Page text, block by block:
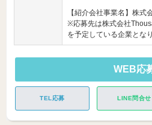
【紹介会社事業名】株式
※応募先は株式会社
を予定している企業とな
WEB応
TEL応募 LINE問合せ